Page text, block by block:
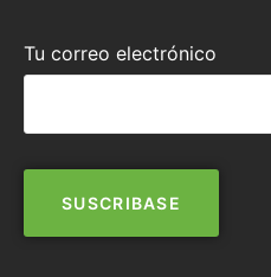
Tu correo electrónico